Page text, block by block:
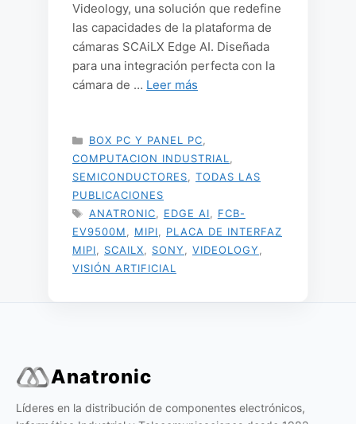
Videology, una solución que redefine
las capacidades de la plataforma de
cámaras SCAiLX Edge AI. Diseñada
para una integración perfecta con la
cámara de … Leer más
CATEGORÍAS
BOX PC Y PANEL PC
COMPUTACION INDUSTRIAL
SEMICONDUCTORES
TODAS LAS
PUBLICACIONES
ETIQUETAS
ANATRONIC EDGE AI
FCB-
EV9500M
MIPI
PLACA DE INTERFAZ
MIPI
SCAILX SONY VIDEOLOGY
VISIÓN ARTIFICIAL
Anatronic
Líderes en la distribución de componentes electrónicos,